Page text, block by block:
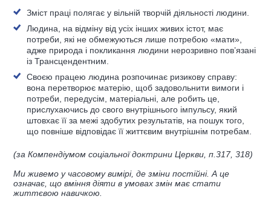
Зміст праці полягає у вільній творчій діяльності людини.
Людина, на відміну від усіх інших живих істот, має
потреби, які не обмежуються лише потребою «мати»,
адже природа і покликання людини нерозривно пов’язані
із Трансцендентним.
Своєю працею людина розпочинає ризикову справу:
вона перетворює матерію, щоб задовольнити вимоги і
потреби, передусім, матеріальні, але робить це,
прислухаючись до свого внутрішнього імпульсу, який
штовхає її за межі здобутих результатів, на пошук того,
що повніше відповідає її життєвим внутрішнім потребам.
(за Компендіумом соціальної доктрини Церкви, п.317, 318)
Ми живемо у часовому вимірі, де зміни постійні. А це
означає, що вміння діяти в умовах змін має стати
життєвою навичкою.